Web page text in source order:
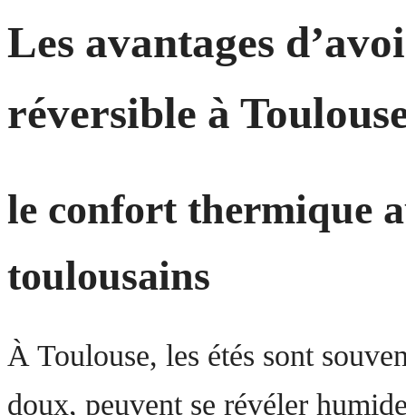
Les avantages
réversible à
le confort thermique
toulousains
À Toulouse, les étés sont
doux, peuvent se révéler